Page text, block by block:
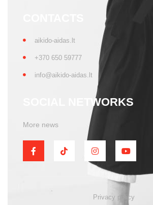
aikido-aidas.lt
+370 650 59777
info@aikido-aidas.lt
SOCIAL NETWORKS
More news
Privacy policy